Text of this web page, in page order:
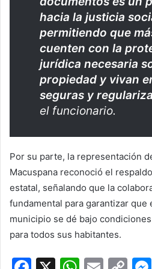
hacia la justicia
permitiendo que
cuenten con la
jurídica necesaria
propiedad y vivan
seguras y
el funcionario.
Por su parte, la representación
Macuspana reconoció el
estatal, señalando que la
fundamental para garantizar que
municipio se dé bajo
para todos sus habitantes.